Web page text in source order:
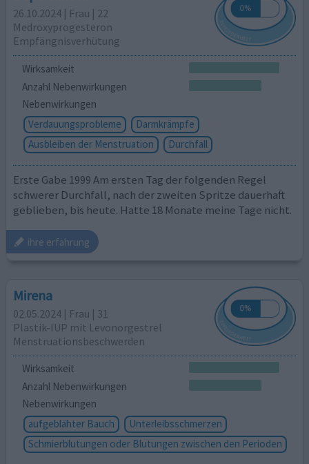
26.10.2024 | Frau | 22
Medroxyprogesteron
Empfängnisverhütung
Wirksamkeit
Anzahl Nebenwirkungen
Nebenwirkungen
Verdauungsprobleme
Darmkrämpfe
Ausbleiben der Menstruation
Durchfall
Erste Gabe 1999 Am ersten Tag der folgenden Regel
schwerer Durchfall, nach der zweiten Spritze dauerhaft
geblieben, bis heute. Hatte 18 Monate meine Tage nicht.
ihre erfahrung
Mirena
02.05.2024 | Frau | 31
Plastik-IUP mit Levonorgestrel
Menstruationsbeschwerden
Wirksamkeit
Anzahl Nebenwirkungen
Nebenwirkungen
aufgeblähter Bauch
Unterleibsschmerzen
Schmierblutungen oder Blutungen zwischen den Perioden